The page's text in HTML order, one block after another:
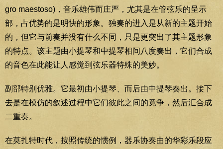
gro maestoso)，音乐雄伟而庄严，尤其是在管弦乐的呈示
部，占优势的是明快的形象。独奏的进入是从新的主题开始
的，但它与前奏并没有什么不同，只是更突出了其主题形象
的特点。该主题由小提琴和中提琴相间八度奏出，它们合成
的音色在此能让人感觉到弦乐器特殊的美妙。
副部特别优雅。它最初由小提琴、而后由中提琴奏出。接下
去是在模仿的叙述过程中它们彼此之间的竟争，然后汇合成
二重奏。
在莫扎特时代，按照传统的惯例，器乐协奏曲的华彩乐段应